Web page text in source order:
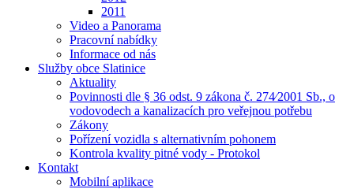
2011
Video a Panorama
Pracovní nabídky
Informace od nás
Služby obce Slatinice
Aktuality
Povinnosti dle § 36 odst. 9 zákona č. 274⁄2001 Sb., o
vodovodech a kanalizacích pro veřejnou potřebu
Zákony
Pořízení vozidla s alternativním pohonem
Kontrola kvality pitné vody - Protokol
Kontakt
Mobilní aplikace